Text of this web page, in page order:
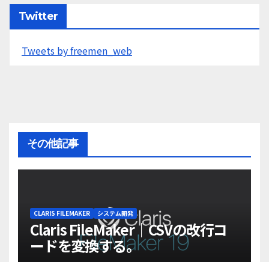
Twitter
Tweets by freemen_web
その他記事
CLARIS FILEMAKER システム開発
Claris FileMaker｜CSVの改行コ
ードを変換する。